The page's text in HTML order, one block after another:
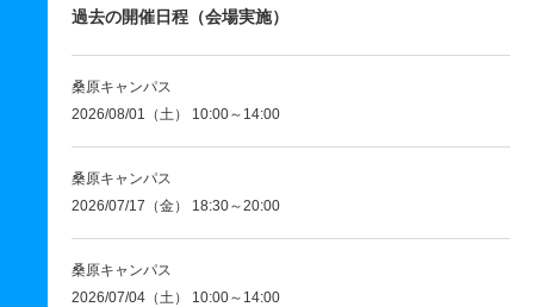
過去の開催日程（会場実施）
桑原キャンパス
2026/08/01（土） 10:00～14:00
桑原キャンパス
2026/07/17（金） 18:30～20:00
桑原キャンパス
2026/07/04（土） 10:00～14:00